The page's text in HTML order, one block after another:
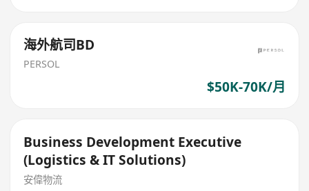
海外航司BD
PERSOL
$50K-70K/月
Business Development Executive
(Logistics & IT Solutions)
安偉物流